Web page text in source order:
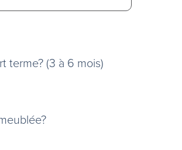
terme? (3 à 6 mois)